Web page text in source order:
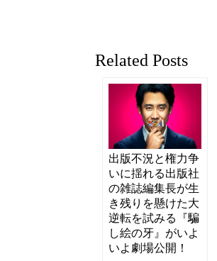
Related Posts
出版不況と権力争
いに揺れる出版社
の雑誌編集長が生
き残りを懸けた大
逆転を試みる『騙
し絵の牙』がいよ
いよ劇場公開！